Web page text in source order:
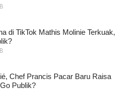
di TikTok Mathis Molinie Terkuak,
Chef Prancis Pacar Baru Raisa
Publik?